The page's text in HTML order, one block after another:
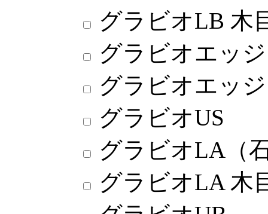
グラビオLB 木
グラビオエッジ
グラビオエッ
グラビオUS
グラビオLA（
グラビオLA 木